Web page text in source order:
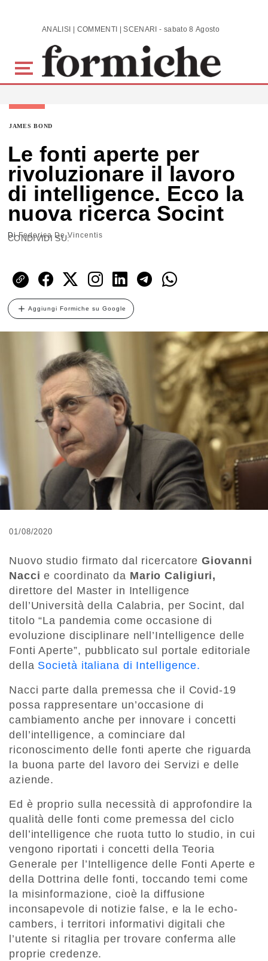
Skip to main content ANALISI | COMMENTI | SCENARI - sabato 8 Agosto 2026
JAMES BOND
Le fonti aperte per
rivoluzionare il lavoro
di intelligence. Ecco la
nuova ricerca Socint
DiFederica De Vincentis
CONDIVIDI SU:
Aggiungi Formiche su Google
01/08/2020
Nuovo studio firmato dal ricercatoreGiovanni
Nacci e coordinato da Mario Caligiuri,
direttore del Master in Intelligence
dell’Università della Calabria, per Socint, dal
titolo “La pandemia come occasione di
evoluzione disciplinare nell’Intelligence delle
Fonti Aperte”, pubblicato sul portale editoriale
della Società italiana di Intelligence.
Nacci parte dalla premessa che il Covid-19
possa rappresentare un’occasione di
cambiamento anche per innovare i concetti
dell’intelligence, a cominciare dal
riconoscimento delle fonti aperte che riguarda
la buona parte del lavoro dei Servizi e delle
aziende.
Ed è proprio sulla necessità di approfondire la
qualità delle fonti come premessa del ciclo
dell’intelligence che ruota tutto lo studio, in cui
vengono riportati i concetti della Teoria
Generale per l’Intelligence delle Fonti Aperte e
della Dottrina delle fonti, toccando temi come
la misinformazione, cioè la diffusione
inconsapevole di notizie false, e la le echo-
cambers, i territori informativi digitali che
l’utente si ritaglia per trovare conferma alle
proprie credenze.